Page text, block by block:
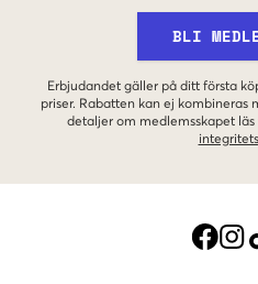
BLI
Erbjudandet gäller på ditt första
priser. Rabatten kan ej kombineras
detaljer om medlemsskapet läs